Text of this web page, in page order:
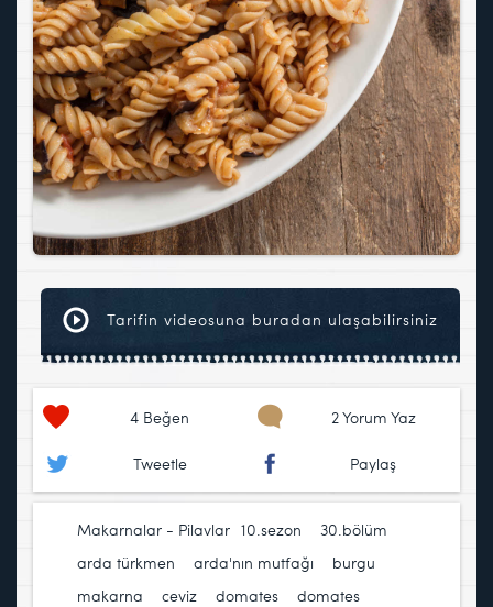
Tarifin videosuna buradan ulaşabilirsiniz
4 Beğen 2 Yorum Yaz
Tweetle Paylaş
Makarnalar - Pilavlar 10.sezon 30.bölüm
arda türkmen
arda'nın mutfağı
burgu
makarna
ceviz domates
domates